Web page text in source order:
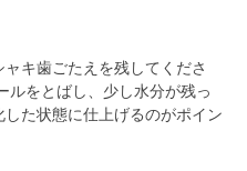
キ歯ごたえを残してくださ
ルをとばし、少し水分が残っ
た状態に仕上げるのがポイン